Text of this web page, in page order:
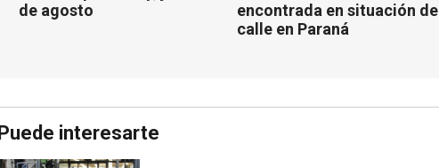
de agosto
encontrada en situación de
calle en Paraná
Puede interesarte